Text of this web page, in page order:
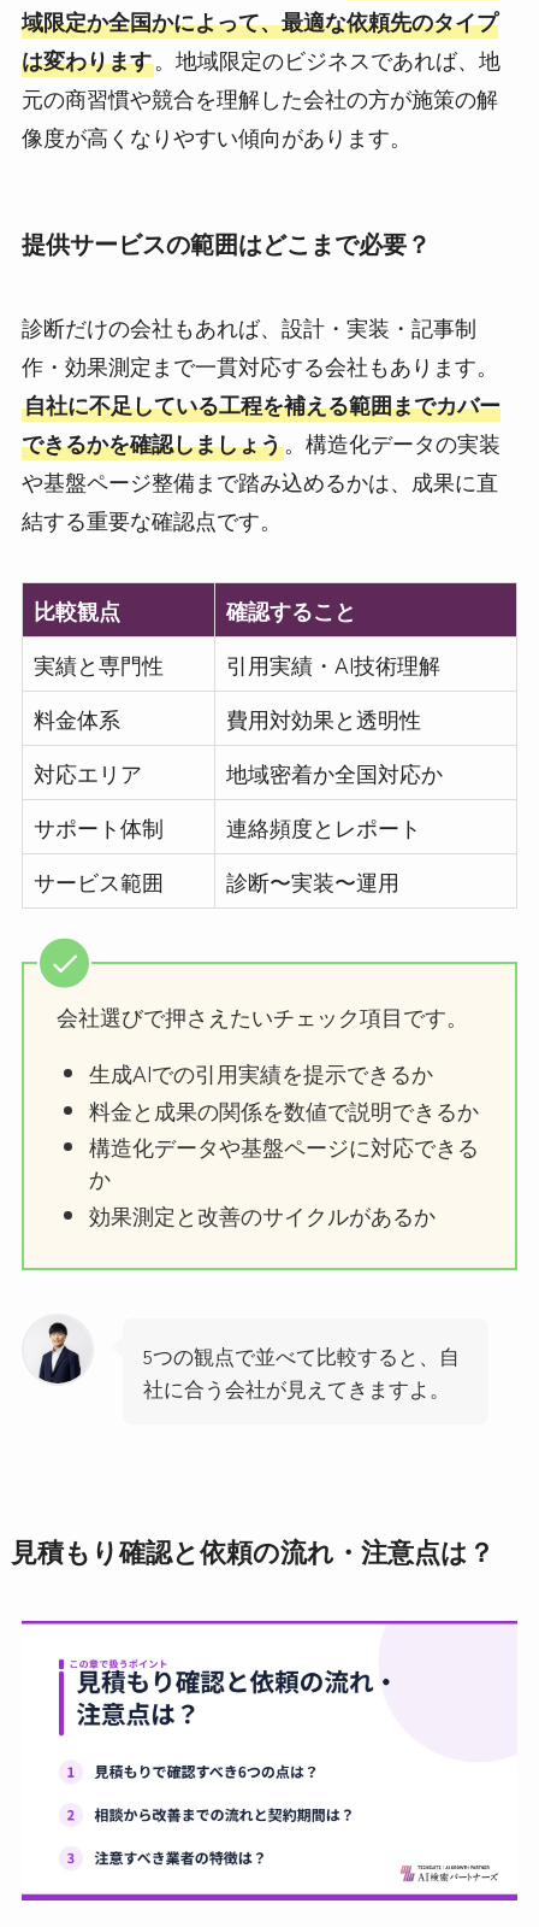
域限定か全国かによって、最適な依頼先のタイプ
は変わります。地域限定のビジネスであれば、地
元の商習慣や競合を理解した会社の方が施策の解
像度が高くなりやすい傾向があります。
提供サービスの範囲はどこまで必要？
診断だけの会社もあれば、設計・実装・記事制
作・効果測定まで一貫対応する会社もあります。
自社に不足している工程を補える範囲までカバー
できるかを確認しましょう。構造化データの実装
や基盤ページ整備まで踏み込めるかは、成果に直
結する重要な確認点です。
比較観点
確認すること
実績と専門性
引用実績・AI技術理解
料金体系
費用対効果と透明性
対応エリア
地域密着か全国対応か
サポート体制
連絡頻度とレポート
サービス範囲
診断〜実装〜運用
会社選びで押さえたいチェック項目です。
生成AIでの引用実績を提示できるか
料金と成果の関係を数値で説明できるか
構造化データや基盤ページに対応できる
か
効果測定と改善のサイクルがあるか
5つの観点で並べて比較すると、自
社に合う会社が見えてきますよ。
見積もり確認と依頼の流れ・注意点は？